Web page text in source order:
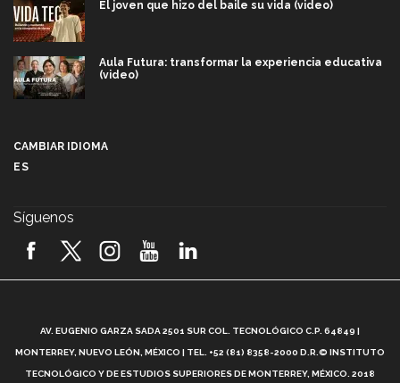
El joven que hizo del baile su vida (video)
Aula Futura: transformar la experiencia educativa
(video)
2026! (video)
¿Cómo es el Modelo Educativo Tec? (video)
CAMBIAR IDIOMA
ES
Síguenos
AV. EUGENIO GARZA SADA 2501 SUR COL. TECNOLÓGICO C.P. 64849 |
MONTERREY, NUEVO LEÓN, MÉXICO | TEL. +52 (81) 8358-2000 D.R.© INSTITUTO
TECNOLÓGICO Y DE ESTUDIOS SUPERIORES DE MONTERREY, MÉXICO. 2018